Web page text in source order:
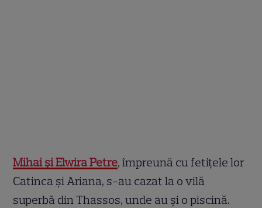
Mihai și Elwira Petre, împreună cu fetițele lor
Catinca și Ariana, s-au cazat la o vilă
superbă din Thassos, unde au și o piscină.